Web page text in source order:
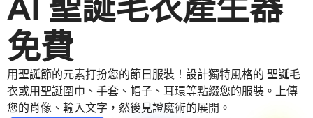
文字轉視頻
圖像轉視頻
視頻效果
視覺特效
AI圖像
以圖生圖
人工智慧工具
免費
用聖誕節的元素打扮您的節日服裝！設計獨特風格的 聖誕毛
衣或用聖誕圍巾、手套、帽子、耳環等點綴您的服裝。上傳
您的肖像、輸入文字，然後見證魔術的展開。